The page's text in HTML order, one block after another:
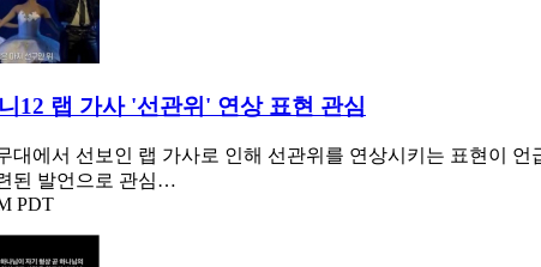
12 랩 가사 '선관위' 연상 표현 관심
대에서 선보인 랩 가사로 인해 선관위를 연상시키는 표현이
된 발언으로 관심…
PDT